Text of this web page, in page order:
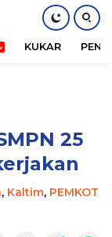
KUKAR
25
, Kaltim, PEMKOT